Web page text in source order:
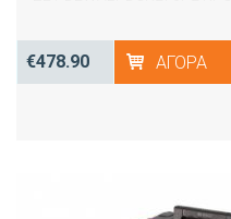
€478.90 ΑΓΟΡΆ